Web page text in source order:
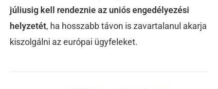
júliusig kell rendeznie az uniós engedélyezési
helyzetét, ha hosszabb távon is zavartalanul akarja
kiszolgálni az európai ügyfeleket.